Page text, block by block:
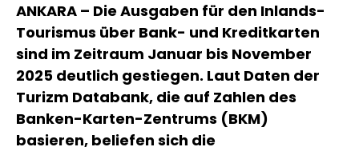
ANKARA – Die Ausgaben für den Inlands-
Tourismus über Bank- und Kreditkarten
sind im Zeitraum Januar bis November
2025 deutlich gestiegen. Laut Daten der
Turizm Databank, die auf Zahlen des
Banken-Karten-Zentrums (BKM)
basieren, beliefen sich die